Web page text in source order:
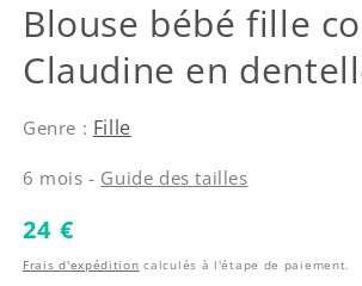
Bonpoint
Blouse bébé fille
Claudine en
Genre : Fille
6 mois - Guide des tailles
Prix habituel
24 €
Frais d'expédition calculés à l'étape de paiement.